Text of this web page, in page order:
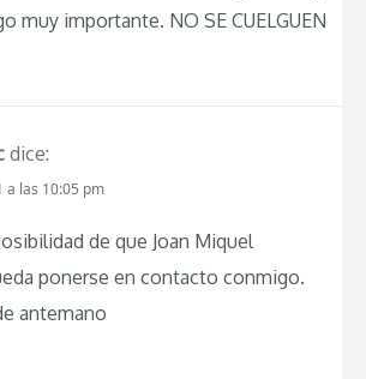
muy importante. NO SE CUELGUEN
dice:
a las 10:05 pm
de que Joan Miquel
ponerse en contacto conmigo.
antemano